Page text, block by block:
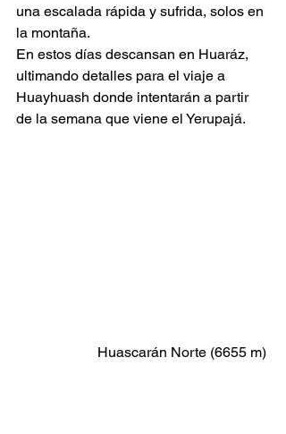
una escalada rápida y sufrida, solos en
la montaña.
En estos días descansan en Huaráz,
ultimando detalles para el viaje a
Huayhuash donde intentarán a partir
de la semana que viene el Yerupajá.
Huascarán Norte (6655 m)